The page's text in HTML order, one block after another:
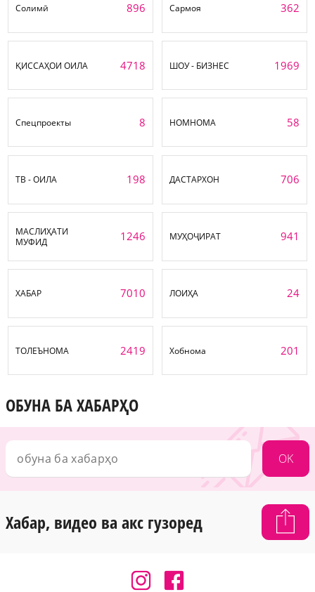
Солимӣ 896 Сармоя 362
ҚИССАҲОИ ОИЛА 4718 ШОУ - БИЗНЕС 1969
Спецпроекты 8 НОМНОМА 58
ТВ - ОИЛА 198 ДАСТАРХОН 706
МАСЛИҲАТИ
МУФИД
1246 МУҲОҶИРАТ 941
ХАБАР 7010 ЛОИҲА 24
ТОЛЕЪНОМА 2419 Хобнома 201
ОБУНА БА ХАБАРҲО
OK
Хабар, видео ва акс гузоред